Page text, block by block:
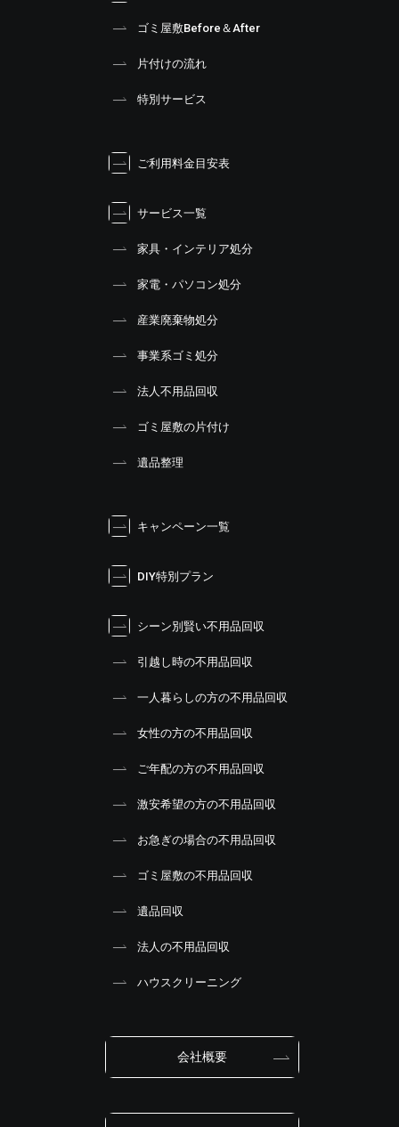
ゴミ屋敷Before＆After
片付けの流れ
特別サービス
ご利用料金目安表
サービス一覧
家具・インテリア処分
家電・パソコン処分
産業廃棄物処分
事業系ゴミ処分
法人不用品回収
ゴミ屋敷の片付け
遺品整理
キャンペーン一覧
DIY特別プラン
シーン別賢い不用品回収
引越し時の不用品回収
一人暮らしの方の不用品回収
女性の方の不用品回収
ご年配の方の不用品回収
激安希望の方の不用品回収
お急ぎの場合の不用品回収
ゴミ屋敷の不用品回収
遺品回収
法人の不用品回収
ハウスクリーニング
会社概要